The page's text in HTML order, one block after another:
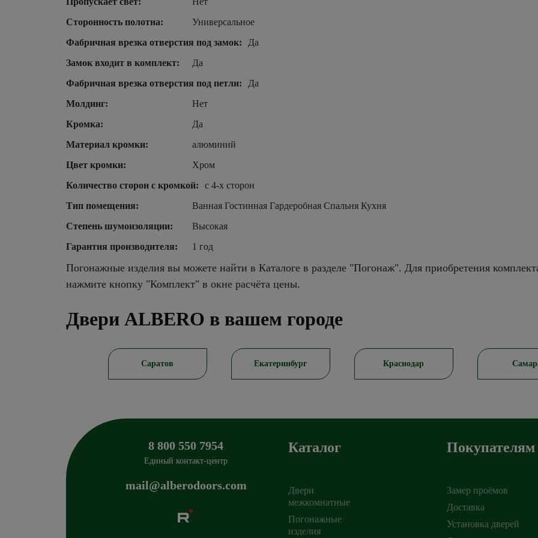
Сторонность полотна:
Универсальное
Фабричная врезка отверстия под замок:
Да
Замок входит в комплект:
Да
Фабричная врезка отверстия под петли:
Да
Молдинг:
Нет
Кромка:
Да
Материал кромки:
алюминий
Цвет кромки:
Хром
Количество сторон с кромкой:
с 4-х сторон
Тип помещения:
Ванная Гостинная Гардеробная Спальня Кухня
Степень шумоизоляции:
Высокая
Гарантия производителя:
1 год
Погонажные изделия вы можете найти в Каталоге в разделе "Погонаж". Для приобретения
нажмите кнопку "Комплект" в окне расчёта цены.
Двери ALBERO в вашем городе
Саратов Екатеринбург Краснодар
8 800 550 7954
Единый контакт-центр
mail@alberodoors.com
Каталог
Двери
межкомнатные
Погонажные
изделия
Покупателям
Замер проёмов
Доставка
Установка дверей